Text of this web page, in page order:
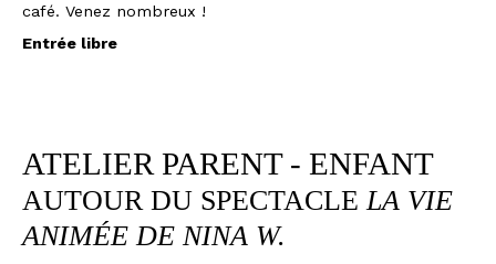
café. Venez nombreux !
Entrée libre
ATELIER PARENT - ENFANT
AUTOUR DU SPECTACLELA VIE
ANIMÉE DE NINA W.